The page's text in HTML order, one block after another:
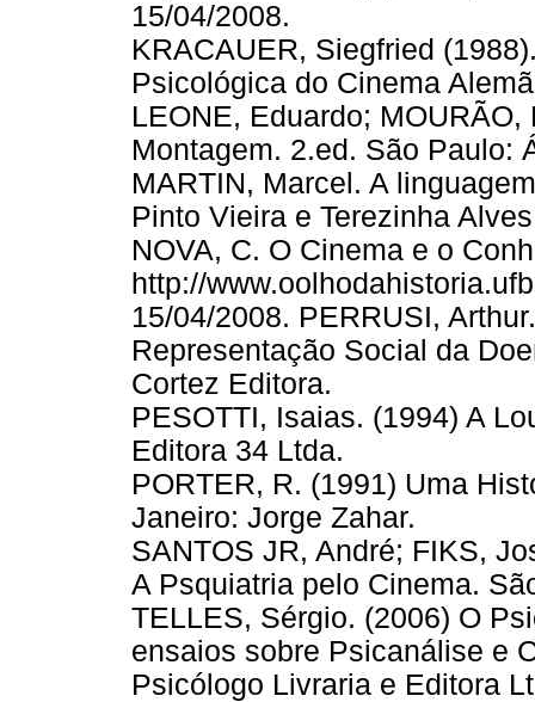
15/04/2008.
KRACAUER, Siegfried
Psicológica do Cinema
LEONE, Eduardo;
Montagem. 2.ed. São Paulo:
MARTIN, Marcel. A
Pinto Vieira e Terezinha
NOVA, C. O Cinema e o
http://
15/04/2008. PERRUSI,
Representação Social da
Cortez Editora.
PESOTTI, Isaias. (1994) A
Editora 34 Ltda.
PORTER, R. (1991) Uma
Janeiro: Jorge Zahar.
SANTOS JR, André; FIKS,
A Psquiatria pelo Cinema.
TELLES, Sérgio. (2006) O
ensaios sobre Psicanálise e
Psicólogo Livraria e Editora